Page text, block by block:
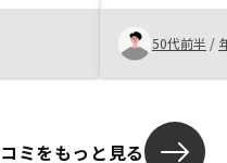
付き合い方を
ての相談先の
却シュミレー
してほしい。
50代前半 /
ミをもっと見る